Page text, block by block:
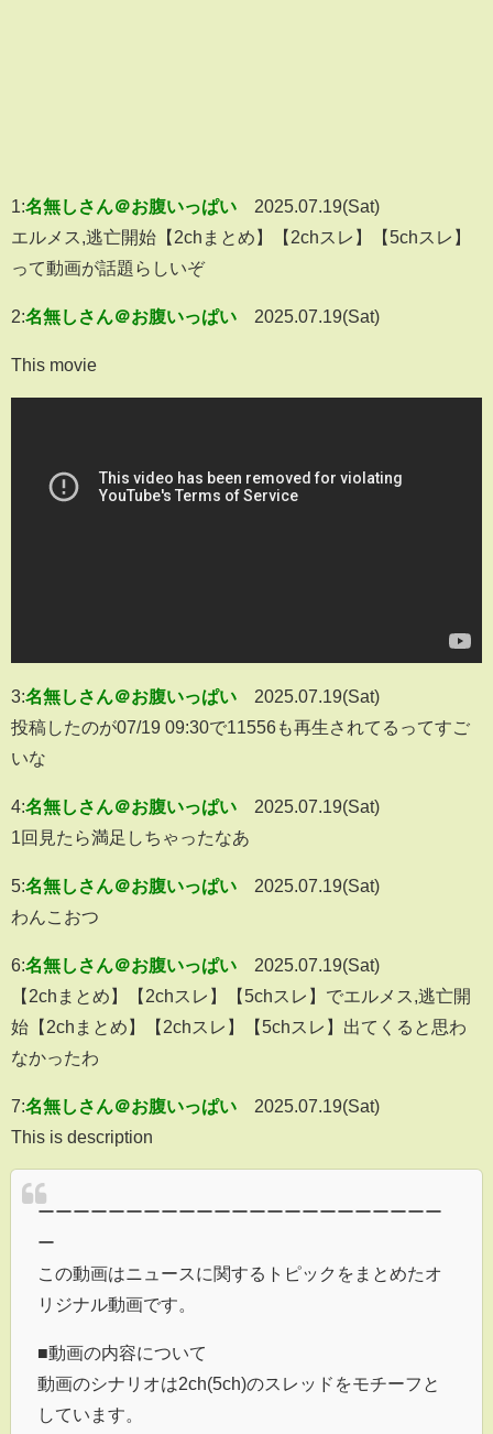
1:名無しさん＠お腹いっぱい
2025.07.19(Sat)
エルメス,逃亡開始【2chまとめ】【2chスレ】【5chスレ】
って動画が話題らしいぞ
2:名無しさん＠お腹いっぱい 2025.07.19(Sat)
This movie
3:名無しさん＠お腹いっぱい
2025.07.19(Sat)
投稿したのが07/19 09:30で11556も再生されてるってすご
いな
4:名無しさん＠お腹いっぱい
2025.07.19(Sat)
1回見たら満足しちゃったなあ
5:名無しさん＠お腹いっぱい
2025.07.19(Sat)
わんこおつ
6:名無しさん＠お腹いっぱい
2025.07.19(Sat)
【2chまとめ】【2chスレ】【5chスレ】でエルメス,逃亡開
始【2chまとめ】【2chスレ】【5chスレ】出てくると思わ
なかったわ
7:名無しさん＠お腹いっぱい
2025.07.19(Sat)
This is description
ーーーーーーーーーーーーーーーーーーーーーーー
ー
この動画はニュースに関するトピックをまとめたオ
リジナル動画です。
■動画の内容について
動画のシナリオは2ch(5ch)のスレッドをモチーフと
しています。